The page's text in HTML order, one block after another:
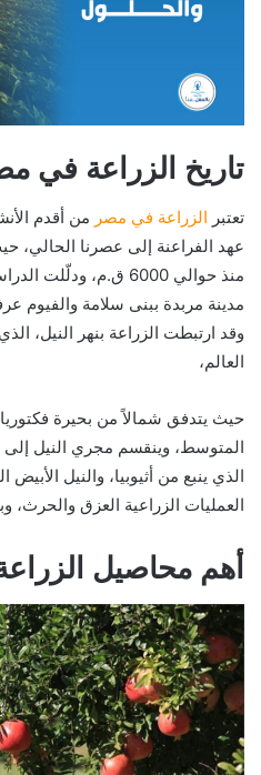
تاريخ الزراعة في
تعتبر الزراعة في مصر من أقدم
عهد الفراعنة إلى عصرنا
منذ حوالي 6000 ق.م،
وقد ارتبطت الزراعة بنهر النيل،
العالم،
حيث يتدفق شمالاً من بحيرة
المتوسط، وينقسم مجري النيل إلى
الذي ينبع من أثيوبيا، والنيل
العمليات الزراعية العزق والحرث،
أهم محاصيل